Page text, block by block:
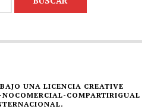
UNA LICENCIA CREATIVE
COMPARTIRIGUAL